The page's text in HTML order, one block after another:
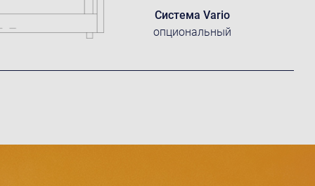
Система Vario
опциональный